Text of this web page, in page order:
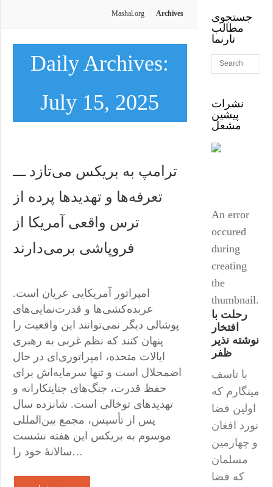
Mashal.org Archives
Daily Archives:
July 15, 2025
ترامپ به بریکس می‌تازد ـــ
تعرفه‌ها و تهدیدها پرده از
ترس واقعی آمریکا از
فروپاشی برمی‌دارند
امپراتور آمریکایی عریان است.
عربده‌کشی‌ها و قدرت‌نمایی‌های
پوشالی دیگر نمی‌توانند این واقعیت را
پنهان کنند که نظم غربی به رهبری
ایالات متحده، امپراتوری‌ای در حال
اضمحلال است و تنها سرمایه‌اش برای
حفظ قدرت، جنگ‌های جنایتکارانه و
تهدیدهای توخالی است. شانزده سال
پس از تأسیس، مجمع بین‌المللی
موسوم به بریکس این هفته نشست
سالانهٔ خود را…
جستجوی
مطالب
تارنما
نشرات
پیشین
مشعل
An error
occured
during
creating
the
thumbnail.
رحلت با
افتخار
نوشته نذیر
ظفر
با تاسف
مینگارم که
اولین فضا
نورد افغان
و چهارمین
مسلمان
که فضا